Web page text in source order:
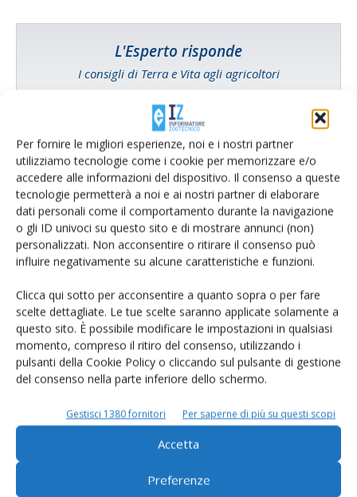
Per fornire le migliori esperienze, noi e i nostri partner
utilizziamo tecnologie come i cookie per memorizzare e/o
accedere alle informazioni del dispositivo. Il consenso a queste
tecnologie permetterà a noi e ai nostri partner di elaborare
dati personali come il comportamento durante la navigazione
o gli ID univoci su questo sito e di mostrare annunci (non)
personalizzati. Non acconsentire o ritirare il consenso può
influire negativamente su alcune caratteristiche e funzioni.
Clicca qui sotto per acconsentire a quanto sopra o per fare
scelte dettagliate. Le tue scelte saranno applicate solamente a
questo sito. È possibile modificare le impostazioni in qualsiasi
momento, compreso il ritiro del consenso, utilizzando i
pulsanti della Cookie Policy o cliccando sul pulsante di gestione
del consenso nella parte inferiore dello schermo.
Gestisci 1380 fornitori Per saperne di più su questi scopi
Accetta
Preferenze
L'Esperto risponde
I consigli di Terra e Vita agli agricoltori
Cerca adesso
Rimani aggiornato sul mondo
dell’agricoltura
Iscriviti alle nostre newsletter